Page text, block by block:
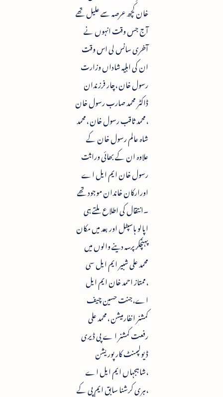
خان کچھ عرصہ سے علیل تھے
آج جس وقت انہوں نے
آخری سانس لی اس وقت
ان کی اہلیہ شاداں وزارت
رسول خان ،چار فرزندان
ڈاکٹر محمد صارب رسول خان
،محمد ثاقب رسول خان ،محمد
شاہ عالم رسول خان کے
علاوہ ان کے بھائی وراثت
رسول خان ایم ایل اے
اورارکان خاندان موجود تھے
۔انتقال کی اطلاع ملتے ہی
اپالو ہاسپٹل اور بعد میں مکان
پہنچکر پرسہ دینے والوں میں
محمد علی شبیر ایم ایل سی
،ممتاز احمد خان ایم ایل
اے،جنت حسین چیف
کمشنر انفارمیشن ،محمد علی
رفعت کمشنر ا ے پی ڈیری
ڈیولپمنٹ کار پوریشن
،شاہجہاں ایم ایل اے
،ہری کرشنا سابق ایم پی کے